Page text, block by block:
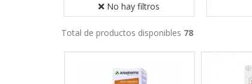
No hay filtros
Total de productos disponibles 78